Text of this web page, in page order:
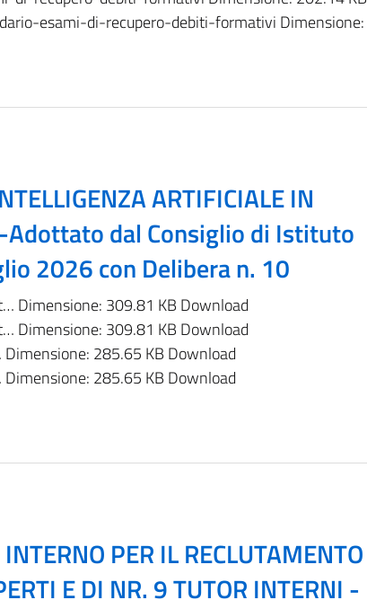
esami-di-recupero-debiti-formativi Dimensione:
ARTIFICIALE IN
-Adottato dal Consiglio di Istituto
2026 con Delibera n. 10
Dimensione: 309.81 KB Download
Dimensione: 309.81 KB Download
285.65 KB Download
285.65 KB Download
PER IL RECLUTAMENTO
E DI NR. 9 TUTOR INTERNI -